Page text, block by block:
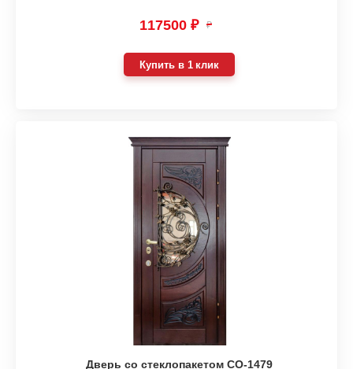
117500 ₽ ₽
Купить в 1 клик
Дверь со стеклопакетом СО-1479